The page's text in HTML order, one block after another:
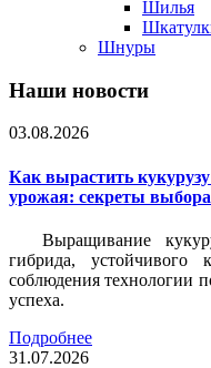
Шилья
Шнуры
Наши новости
03.08.2026
Как вырастить
урожая: секреты
Выращивание
гибрида,
соблюдения технологии
успеха.
Подробнее
31.07.2026